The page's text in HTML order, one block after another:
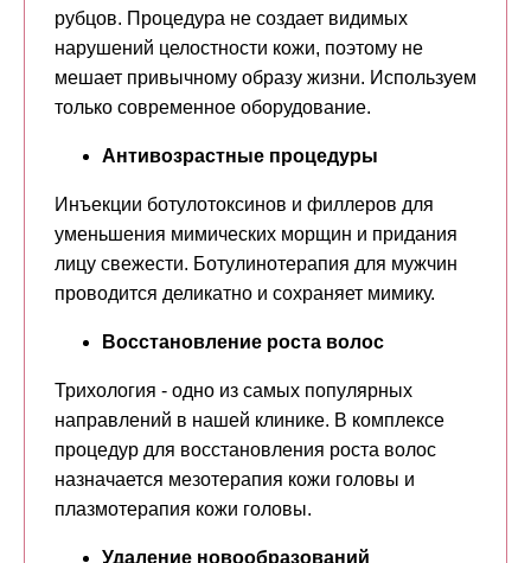
рубцов. Процедура не создает видимых
нарушений целостности кожи, поэтому не
мешает привычному образу жизни. Используем
только современное оборудование.
Антивозрастные процедуры
Инъекции ботулотоксинов и филлеров для
уменьшения мимических морщин и придания
лицу свежести. Ботулинотерапия для мужчин
проводится деликатно и сохраняет мимику.
Восстановление роста волос
Трихология - одно из самых популярных
направлений в нашей клинике. В комплексе
процедур для восстановления роста волос
назначается мезотерапия кожи головы и
плазмотерапия кожи головы.
Удаление новообразований
Оставьте заявку на
+7